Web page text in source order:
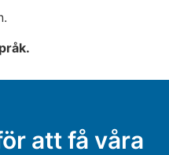
att få våra